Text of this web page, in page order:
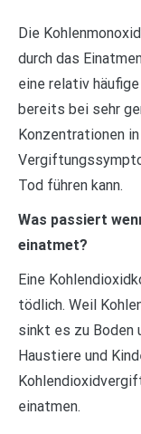
Die
durch das
eine relativ
bereits bei sehr
Konzentrationen
Tod führen kann.
Was passiert
einatmet?
Eine
tödlich. Weil
sinkt es zu Boden
Haustiere und
einatmen.